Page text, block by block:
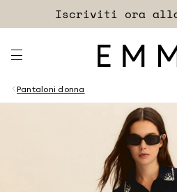
Iscriviti ora alla
Pantaloni donna